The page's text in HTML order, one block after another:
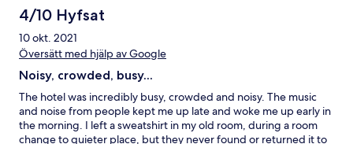
4/10 Hyfsat
10 okt. 2021
Översätt med hjälp av Google
Noisy, crowded, busy...
The hotel was incredibly busy, crowded and noisy. The music
and noise from people kept me up late and woke me up early in
the morning. I left a sweatshirt in my old room, during a room
change to quieter place, but they never found or returned it to